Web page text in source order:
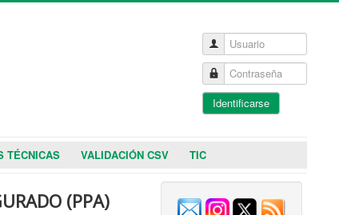
Usuario
Contraseña
Identificarse
TÉCNICAS VALIDACIÓN CSV TIC
(PPA)